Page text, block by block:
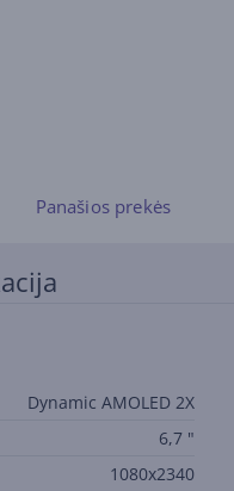
Panašios prekės
Dynamic AMOLED 2X
6,7 "
1080x2340